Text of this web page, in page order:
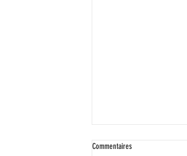
Commentaires